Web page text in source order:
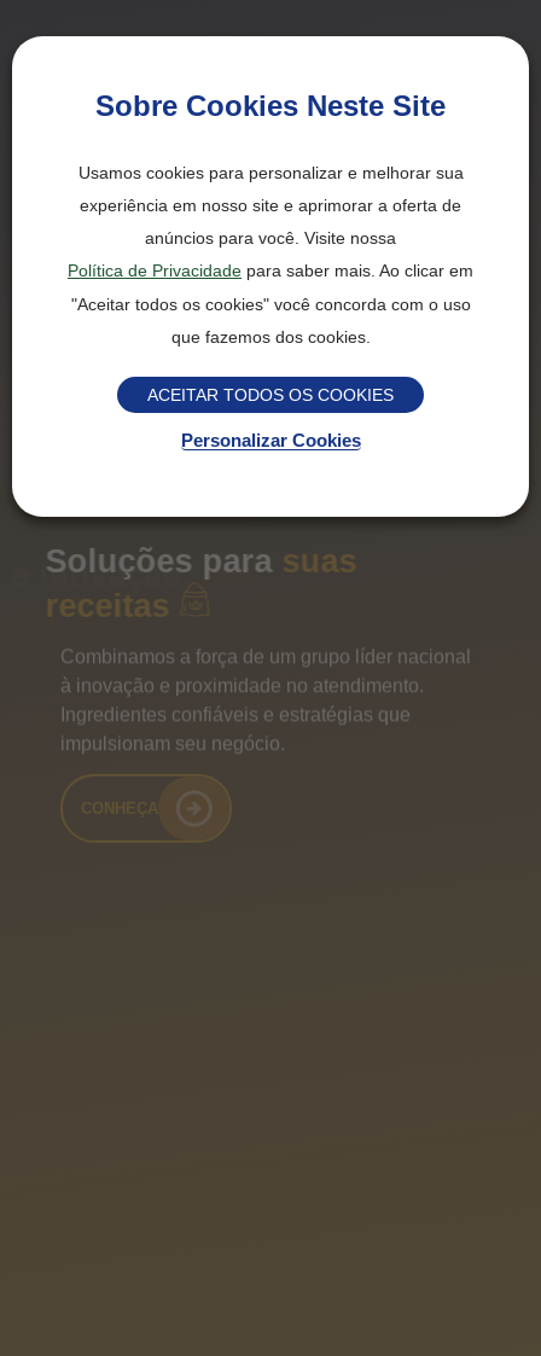
Tradição e inovação,
cada receita
Farinhas desenvolvidas para padronização,
performance e sabor. Do primeiro ao último lote,
sempre o mesmo resultado.
VER FICHAS TÉCNICAS
Sobre Cookies Neste Site
Usamos cookies para personalizar e melhorar sua
experiência em nosso site e aprimorar a oferta de
anúncios para você. Visite nossa
Política de Privacidade para saber mais. Ao clicar em
"Aceitar todos os cookies" você concorda com o uso
que fazemos dos cookies.
ACEITAR TODOS OS COOKIES
Personalizar Cookies